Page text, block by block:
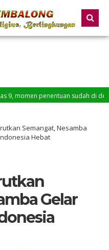
penentuan sudah di depan
seorang perempuan yang
Semangat, Nesamba
Hebat
Gelar